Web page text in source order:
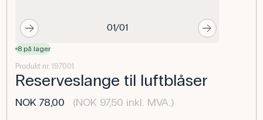
01/01
8 på lager
Produkt nr. 197001
Reserveslange til luftblåser
NOK 78,00 (NOK 97,50 inkl. MVA.)